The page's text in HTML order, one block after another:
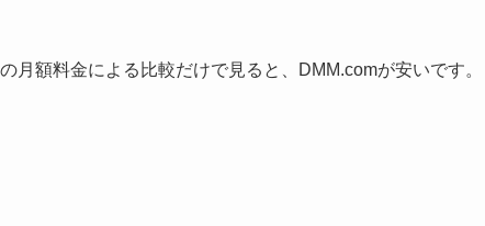
月額料金による比較だけで見ると、DMM.comが安いです。